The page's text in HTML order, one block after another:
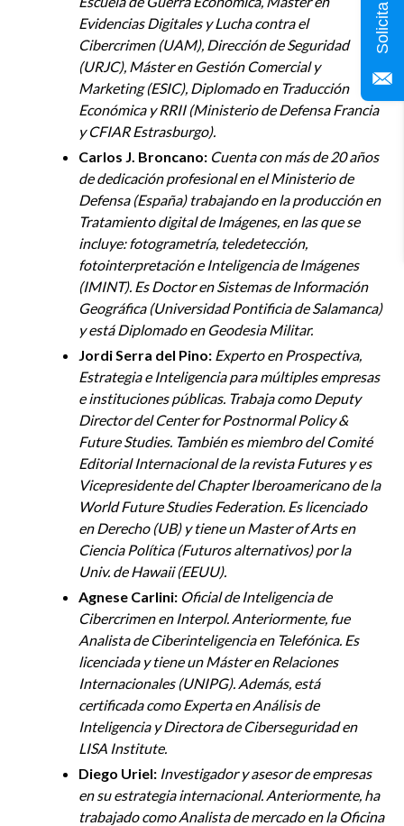
Evidencias Digitales y Lucha contra el
Cibercrimen (UAM), Dirección de Seguridad
(URJC), Máster en Gestión Comercial y
Marketing (ESIC), Diplomado en Traducción
Económica y RRII (Ministerio de Defensa Francia
y CFIAR Estrasburgo).
Carlos J. Broncano: Cuenta con más de 20 años
de dedicación profesional en el Ministerio de
Defensa (España) trabajando en la producción en
Tratamiento digital de Imágenes, en las que se
incluye: fotogrametría, teledetección,
fotointerpretación e Inteligencia de Imágenes
(IMINT). Es Doctor en Sistemas de Información
Geográfica (Universidad Pontificia de Salamanca)
y está Diplomado en Geodesia Militar.
Jordi Serra del Pino: Experto en Prospectiva,
Estrategia e Inteligencia para múltiples empresas
e instituciones públicas. Trabaja como Deputy
Director del Center for Postnormal Policy &
Future Studies. También es miembro del Comité
Editorial Internacional de la revista Futures y es
Vicepresidente del Chapter Iberoamericano de la
World Future Studies Federation. Es licenciado
en Derecho (UB) y tiene un Master of Arts en
Ciencia Política (Futuros alternativos) por la
Univ. de Hawaii (EEUU).
Agnese Carlini: Oficial de Inteligencia de
Cibercrimen en Interpol. Anteriormente, fue
Analista de Ciberinteligenciaen Telefónica. Es
licenciada y tiene un Máster en Relaciones
Internacionales (UNIPG). Además, está
certificada como Experta en Análisis de
Inteligencia y Directora de Ciberseguridad en
LISA Institute.
Diego Uriel: Investigador y asesor de empresas
en su estrategia internacional. Anteriormente, ha
trabajado como Analista de mercado en la Oficina